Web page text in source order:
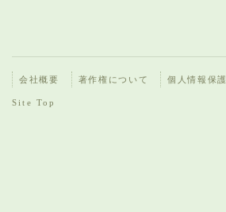
会社概要 著作権について 個人情報保
Site Top